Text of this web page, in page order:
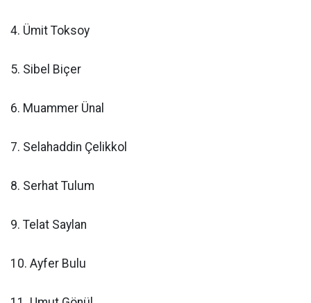
4. Ümit Toksoy
5. Sibel Biçer
6. Muammer Ünal
7. Selahaddin Çelikkol
8. Serhat Tulum
9. Telat Saylan
10. Ayfer Bulu